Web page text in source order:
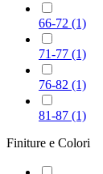
66-72 (1)
71-77 (1)
76-82 (1)
81-87 (1)
Finiture e Colori